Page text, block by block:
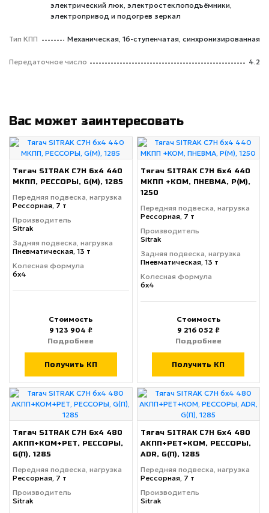
электрический люк, электростеклоподъёмники,
электропривод и подогрев зеркал
Тип КПП Механическая, 16-ступенчатая, синхронизированная
Передаточное число 4.2
Вас может заинтересовать
Тягач SITRAK C7H 6x4 440
МКПП, РЕССОРЫ, G(М), 1285
Передняя подвеска, нагрузка
Рессорная, 7 т
Производитель
Sitrak
Задняя подвеска, нагрузка
Пневматическая, 13 т
Колесная формула
6х4
Стоимость
9 123 904 ₽
Подробнее
Получить КП
Тягач SITRAK C7H 6x4 440
МКПП +КОМ, ПНЕВМА, P(М),
1250
Передняя подвеска, нагрузка
Рессорная, 7 т
Производитель
Sitrak
Задняя подвеска, нагрузка
Пневматическая, 13 т
Колесная формула
6х4
Стоимость
9 216 052 ₽
Подробнее
Получить КП
Тягач SITRAK C7H 6x4 480
АКПП+КОМ+РЕТ, РЕССОРЫ,
G(П), 1285
Передняя подвеска, нагрузка
Рессорная, 7 т
Производитель
Sitrak
Тягач SITRAK C7H 6x4 480
АКПП+РЕТ+КОМ, РЕССОРЫ,
ADR, G(П), 1285
Передняя подвеска, нагрузка
Рессорная, 7 т
Производитель
Sitrak